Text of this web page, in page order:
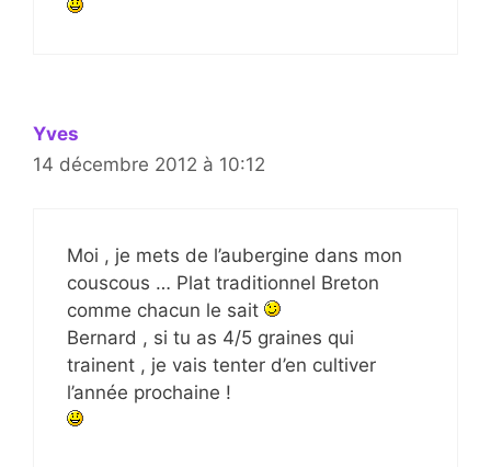
Yves
14 décembre 2012 à 10:12
Moi , je mets de l’aubergine dans mon
couscous … Plat traditionnel Breton
comme chacun le sait
Bernard , si tu as 4/5 graines qui
trainent , je vais tenter d’en cultiver
l’année prochaine !